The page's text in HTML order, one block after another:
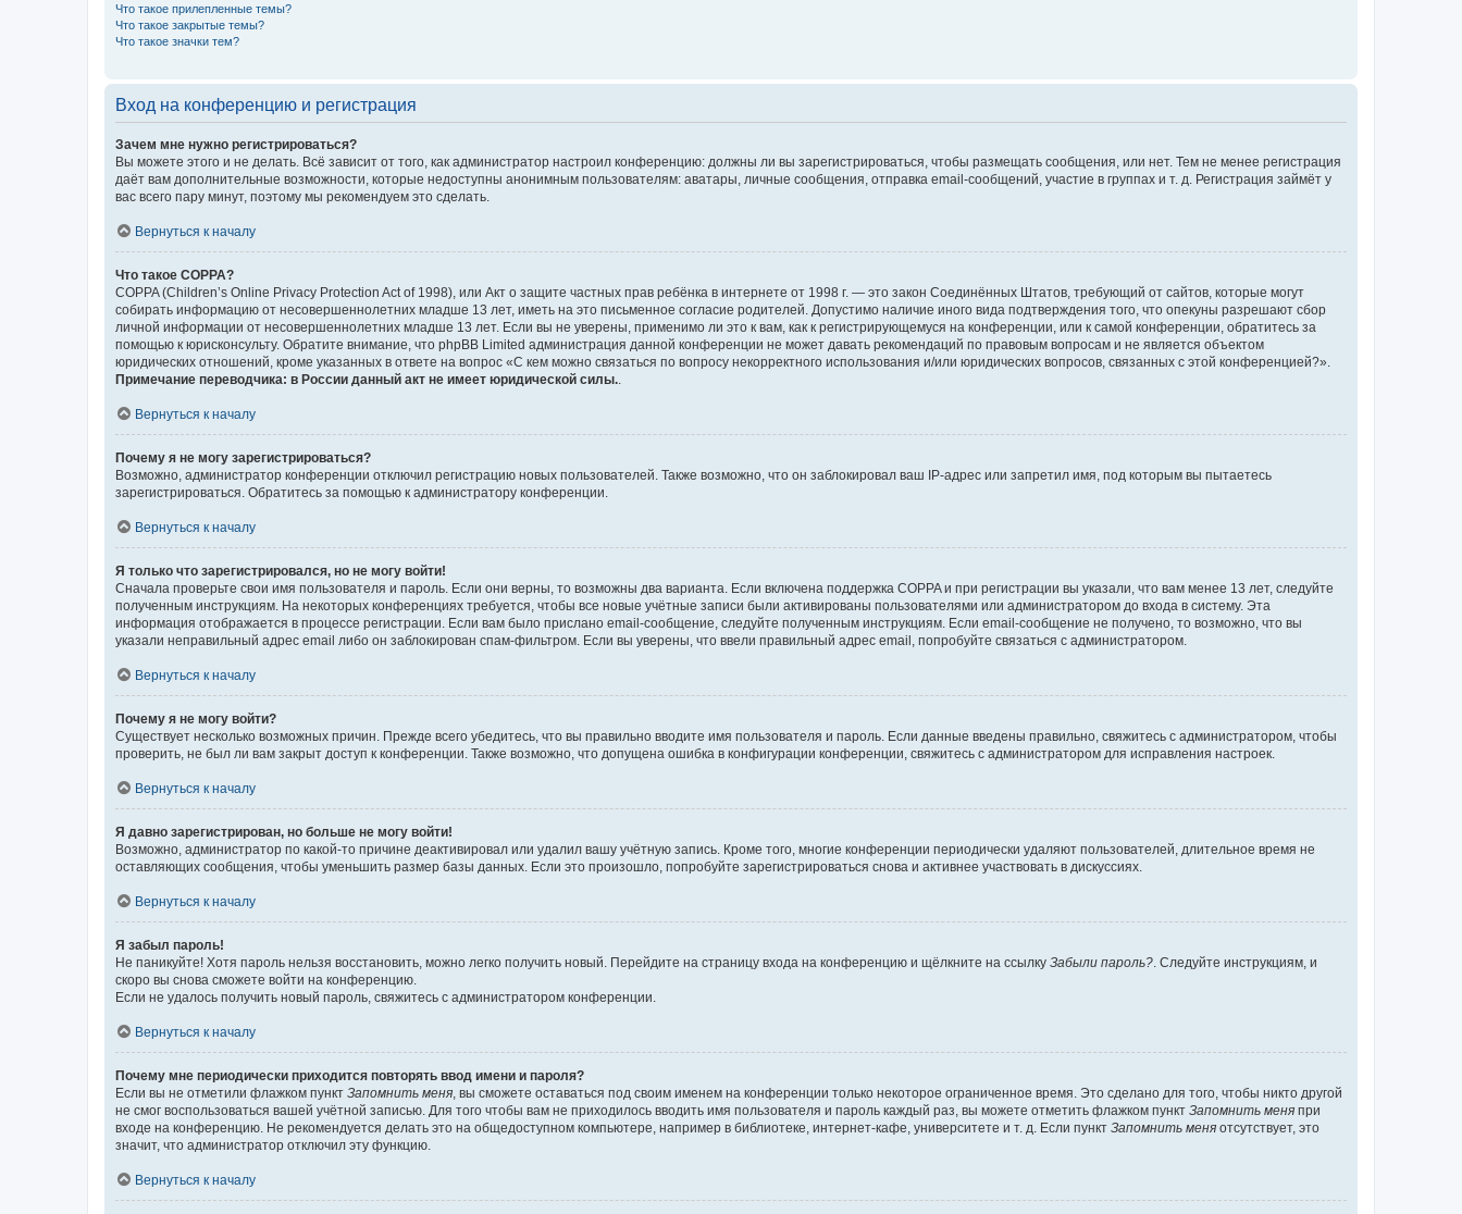
Что такое прилепленные темы?
Что такое закрытые темы?
Что такое значки тем?
Вход на конференцию и регистрация
Зачем мне нужно регистрироваться?
Вы можете этого и не делать. Всё зависит от того, как администратор настроил конференцию: должны ли вы зарегистрироваться, чтобы размещать сообщения, или нет. Тем не менее регистрация
даёт вам дополнительные возможности, которые недоступны анонимным пользователям: аватары, личные сообщения, отправка email-сообщений, участие в группах и т. д. Регистрация займёт у
вас всего пару минут, поэтому мы рекомендуем это сделать.
Вернуться к началу
Что такое COPPA?
COPPA (Children’s Online Privacy Protection Act of 1998), или Акт о защите частных прав ребёнка в интернете от 1998 г. — это закон Соединённых Штатов, требующий от сайтов, которые могут
собирать информацию от несовершеннолетних младше 13 лет, иметь на это письменное согласие родителей. Допустимо наличие иного вида подтверждения того, что опекуны разрешают сбор
личной информации от несовершеннолетних младше 13 лет. Если вы не уверены, применимо ли это к вам, как к регистрирующемуся на конференции, или к самой конференции, обратитесь за
помощью к юрисконсульту. Обратите внимание, что phpBB Limited администрация данной конференции не может давать рекомендаций по правовым вопросам и не является объектом
юридических отношений, кроме указанных в ответе на вопрос «С кем можно связаться по вопросу некорректного использования и/или юридических вопросов, связанных с этой конференцией?».
Примечание переводчика: в России данный акт не имеет юридической силы.
Вернуться к началу
Почему я не могу зарегистрироваться?
Возможно, администратор конференции отключил регистрацию новых пользователей. Также возможно, что он заблокировал ваш IP-адрес или запретил имя, под которым вы пытаетесь
зарегистрироваться. Обратитесь за помощью к администратору конференции.
Вернуться к началу
Я только что зарегистрировался, но не могу войти!
Сначала проверьте свои имя пользователя и пароль. Если они верны, то возможны два варианта. Если включена поддержка COPPA и при регистрации вы указали, что вам менее 13 лет, следуйте
полученным инструкциям. На некоторых конференциях требуется, чтобы все новые учётные записи были активированы пользователями или администратором до входа в систему. Эта
информация отображается в процессе регистрации. Если вам было прислано email-сообщение, следуйте полученным инструкциям. Если email-сообщение не получено, то возможно, что вы
указали неправильный адрес email либо он заблокирован спам-фильтром. Если вы уверены, что ввели правильный адрес email, попробуйте связаться с администратором.
Вернуться к началу
Почему я не могу войти?
Существует несколько возможных причин. Прежде всего убедитесь, что вы правильно вводите имя пользователя и пароль. Если данные введены правильно, свяжитесь с администратором, чтобы
проверить, не был ли вам закрыт доступ к конференции. Также возможно, что допущена ошибка в конфигурации конференции, свяжитесь с администратором для исправления настроек.
Вернуться к началу
Я давно зарегистрирован, но больше не могу войти!
Возможно, администратор по какой-то причине деактивировал или удалил вашу учётную запись. Кроме того, многие конференции периодически удаляют пользователей, длительное время не
оставляющих сообщения, чтобы уменьшить размер базы данных. Если это произошло, попробуйте зарегистрироваться снова и активнее участвовать в дискуссиях.
Вернуться к началу
Я забыл пароль!
Не паникуйте! Хотя пароль нельзя восстановить, можно легко получить новый. Перейдите на страницу входа на конференцию и щёлкните на ссылку Забыли пароль? . Следуйте инструкциям, и
скоро вы снова сможете войти на конференцию.
Если не удалось получить новый пароль, свяжитесь с администратором конференции.
Вернуться к началу
Почему мне периодически приходится повторять ввод имени и пароля?
Если вы не отметили флажком пункт Запомнить меня , вы сможете оставаться под своим именем на конференции только некоторое ограниченное время. Это сделано для того, чтобы никто другой
не смог воспользоваться вашей учётной записью. Для того чтобы вам не приходилось вводить имя пользователя и пароль каждый раз, вы можете отметить флажком пункт Запомнить меня при
входе на конференцию. Не рекомендуется делать это на общедоступном компьютере, например в библиотеке, интернет-кафе, университете и т. д. Если пункт Запомнить меня отсутствует, это
значит, что администратор отключил эту функцию.
Вернуться к началу